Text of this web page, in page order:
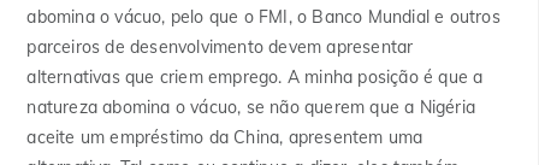
abomina o vácuo, pelo que o FMI, o Banco Mundial e outros
parceiros de desenvolvimento devem apresentar
alternativas que criem emprego. A minha posição é que a
natureza abomina o vácuo, se não querem que a Nigéria
aceite um empréstimo da China, apresentem uma